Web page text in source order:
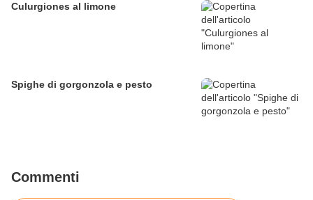
Culurgiones al limone
Spighe di gorgonzola e pesto
Commenti